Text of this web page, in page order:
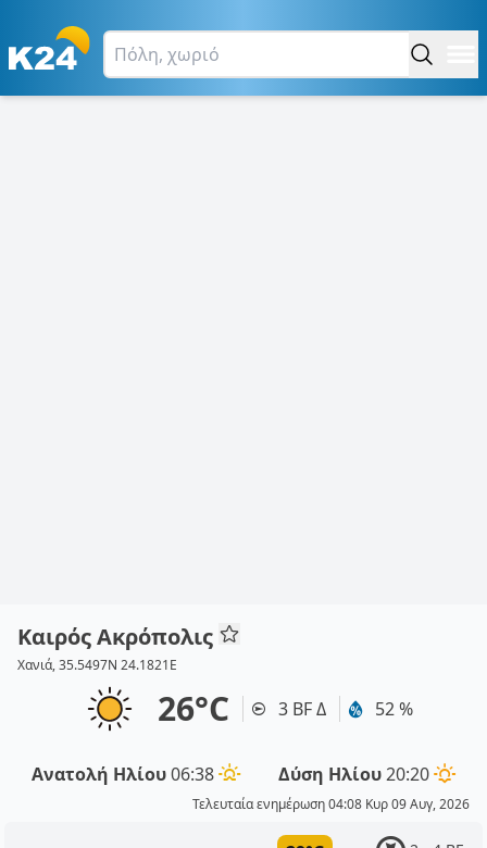
Καιρός Ακρόπολις
Χανιά, 35.5497N 24.1821E
26°C 3 BF Δ 52 %
Ανατολή Ηλίου06:38 Δύση Ηλίου20:20
Τελευταία ενημέρωση 04:08 Κυρ 09 Αυγ, 2026